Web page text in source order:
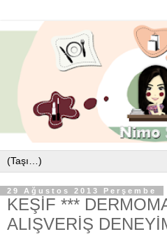
29 Ağustos 2013 Perşembe
KEŞİF ***
ALIŞVERİŞ